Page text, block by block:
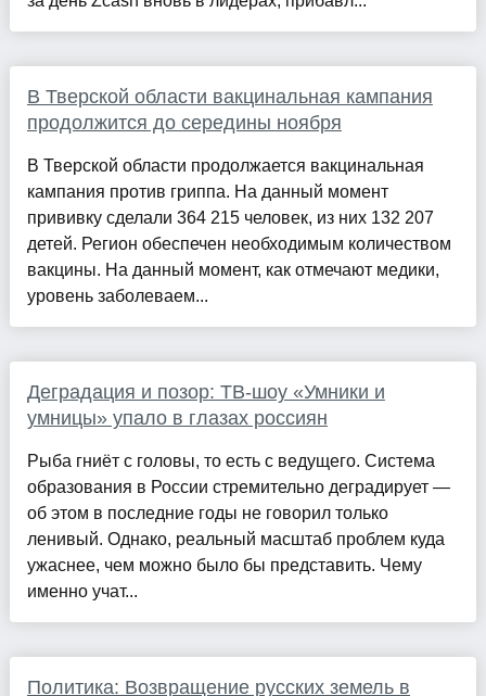
В Тверской области вакцинальная кампания
продолжится до середины ноября
В Тверской области продолжается вакцинальная
кампания против гриппа. На данный момент
прививку сделали 364 215 человек, из них 132 207
детей. Регион обеспечен необходимым количеством
вакцины. На данный момент, как отмечают медики,
уровень заболеваем...
Деградация и позор: ТВ-шоу «Умники и
умницы» упало в глазах россиян
Рыба гниёт с головы, то есть с ведущего. Система
образования в России стремительно деградирует —
об этом в последние годы не говорил только
ленивый. Однако, реальный масштаб проблем куда
ужаснее, чем можно было бы представить. Чему
именно учат...
Политика: Возвращение русских земель в